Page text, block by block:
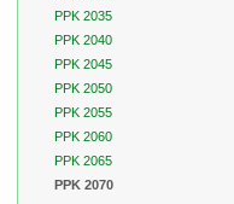
PPK 2035
PPK 2040
PPK 2045
PPK 2050
PPK 2055
PPK 2060
PPK 2065
PPK 2070